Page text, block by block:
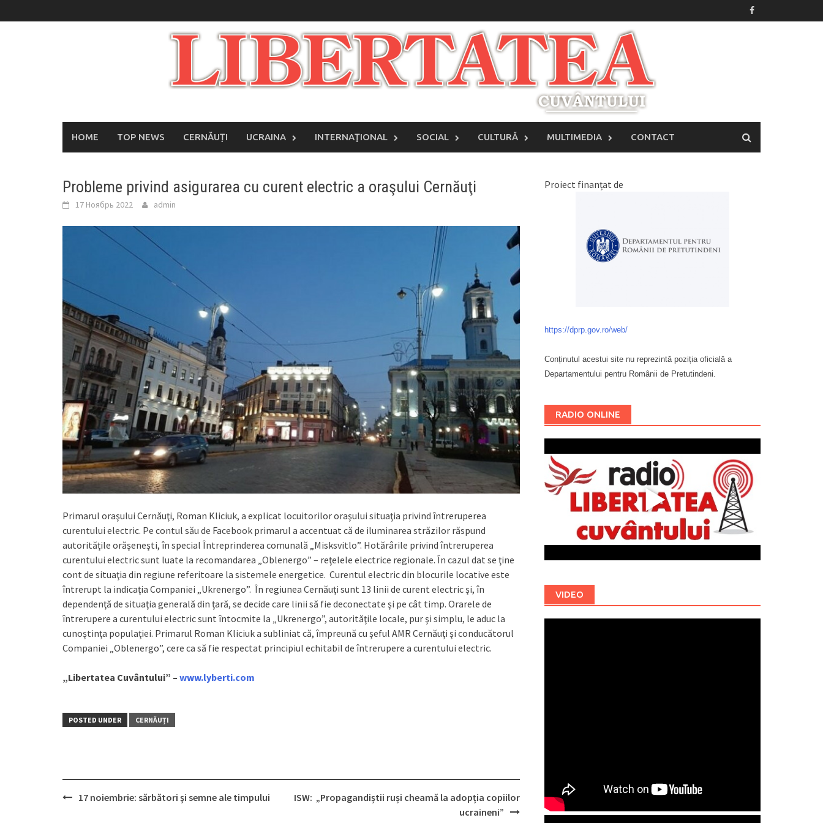
to
HOME TOP NEWS CERNĂUȚI UCRAINA INTERNAŢIONAL SOCIAL CULTURĂ MULTIMEDIA CONTACT
Probleme privind asigurarea cu curent electric a oraşului Cernăuţi
17 Ноябрь 2022 admin
Primarul oraşului Cernăuţi, Roman Kliciuk, a explicat locuitorilor oraşului situaţia privind întreruperea
curentului electric. Pe contul său de Facebook primarul a accentuat că de iluminarea străzilor răspund
autorităţile orăşeneşti, în special Întreprinderea comunală „Misksvitlo”. Hotărârile privind întreruperea
curentului electric sunt luate la recomandarea „Oblenergo” – reţelele electrice regionale. În cazul dat se ţine
cont de situaţia din regiune referitoare la sistemele energetice. Curentul electric din blocurile locative este
întrerupt la indicaţia Companiei „Ukrenergo”. În regiunea Cernăuţi sunt 13 linii de curent electric şi, în
dependenţă de situaţia generală din ţară, se decide care linii să fie deconectate şi pe cât timp. Orarele de
întrerupere a curentului electric sunt întocmite la „Ukrenergo”, autorităţile locale, pur şi simplu, le aduc la
cunoştinţa populaţiei. Primarul Roman Kliciuk a subliniat că, împreună cu şeful AMR Cernăuţi şi conducătorul
Companiei „Oblenergo”, cere ca să fie respectat principiul echitabil de întrerupere a curentului electric.
„Libertatea Cuvântului” – www.lyberti.com
POSTED UNDER CERNĂUȚI
17 noiembrie: sărbători şi semne ale timpului
ISW: „Propagandiștii ruși cheamă la adopția copiilor
ucraineni”
Proiect finanțat de
https://dprp.gov.ro/web/
Conținutul acestui site nu reprezintă poziția oficială a
Departamentului pentru Românii de Pretutindeni.
RADIO ONLINE
VIDEO